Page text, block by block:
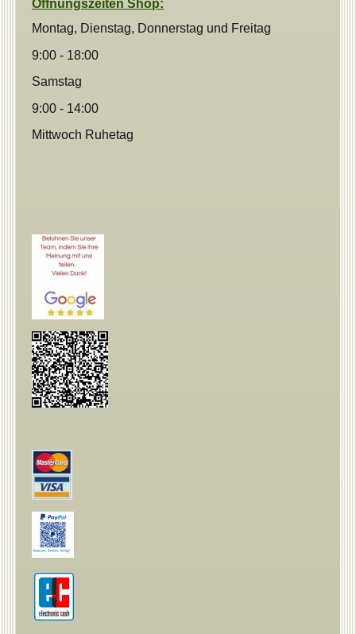
Öffnungszeiten Shop:
Montag, Dienstag, Donnerstag und Freitag
9:00 - 18:00
Samstag
9:00 - 14:00
Mittwoch Ruhetag